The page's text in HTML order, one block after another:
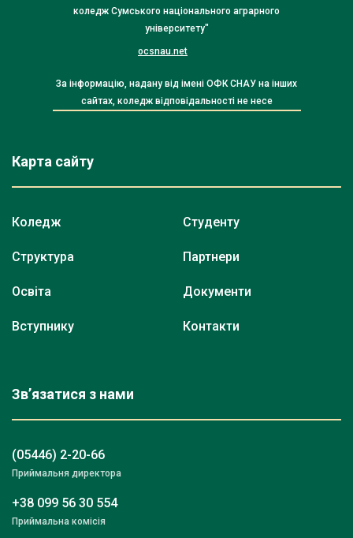
коледж Сумського національного аграрного
університету"
ocsnau.net
За інформацію, надану від імені ОФК СНАУ на інших
сайтах, коледж відповідальності не несе
Карта сайту
Коледж
Структура
Освіта
Вступнику
Студенту
Партнери
Документи
Контакти
Зв’язатися з нами
(05446) 2-20-66
Приймальня директора
+38 099 56 30 554
Приймальна комісія